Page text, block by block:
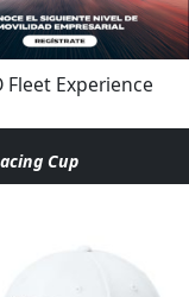
Fleet Experience
Cup